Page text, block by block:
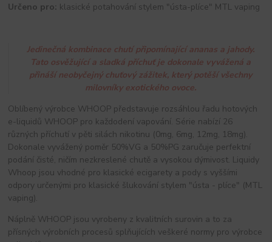
Určeno pro: klasické potahování stylem "ústa-plíce" MTL vaping
Jedinečná kombinace chutí připomínající ananas a jahody.
Tato osvěžující a sladká příchuť je dokonale vyvážená a
přináší neobyčejný chuťový zážitek, který potěší všechny
milovníky exotického ovoce.
Oblíbený výrobce WHOOP představuje rozsáhlou řadu hotových
e-liquidů WHOOP pro každodení vapování. Série nabízí 26
různých příchutí v pěti silách nikotinu (0mg, 6mg, 12mg, 18mg).
Dokonale vyvážený poměr 50%VG a 50%PG zaručuje perfektní
podání čisté, ničím nezkreslené chutě a vysokou dýmivost. Liquidy
Whoop jsou vhodné pro klasické ecigarety a pody s vyššími
odpory určenými pro klasické šlukování stylem "ústa - plíce" (MTL
vaping).
Náplně WHOOP jsou vyrobeny z kvalitních surovin a to za
přísných výrobních procesů splňujících veškeré normy pro výrobce